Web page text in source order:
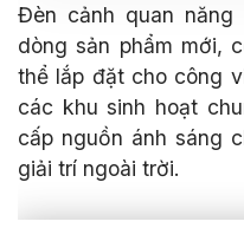
Đèn cảnh quan
dòng sản phẩm mới,
thể lắp đặt cho công
các khu sinh hoạt
cấp nguồn ánh sáng
giải trí ngoài trời.